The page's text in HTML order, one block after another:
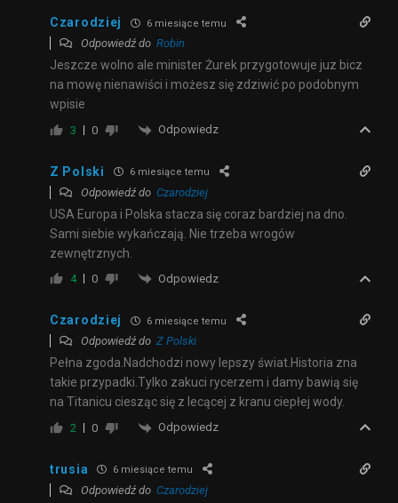
Czarodziej 6 miesiące temu
Odpowiedź do Robin
Jeszcze wolno ale minister Żurek przygotowuje juz bicz
na mowę nienawiści i możesz się zdziwić po podobnym
wpisie
3 0 Odpowiedz
Z Polski 6 miesiące temu
Odpowiedź do Czarodziej
USA Europa i Polska stacza się coraz bardziej na dno.
Sami siebie wykańczają. Nie trzeba wrogów
zewnętrznych.
4 0 Odpowiedz
Czarodziej 6 miesiące temu
Odpowiedź do Z Polski
Pełna zgoda.Nadchodzi nowy lepszy świat.Historia zna
takie przypadki.Tylko zakuci rycerzem i damy bawią się
na Titanicu ciesząc się z lecącej z kranu ciepłej wody.
2 0 Odpowiedz
trusia 6 miesiące temu
Odpowiedź do Czarodziej